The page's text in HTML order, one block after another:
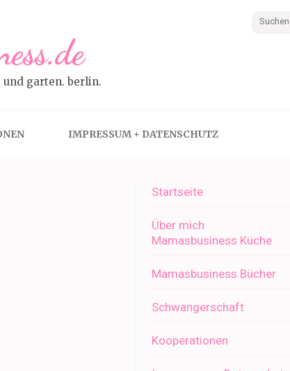
und garten. berlin.
IMPRESSUM + DATENSCHUTZ
Startseite
Über mich
Mamasbusiness Küche
Mamasbusiness Bücher
Schwangerschaft
Kooperationen